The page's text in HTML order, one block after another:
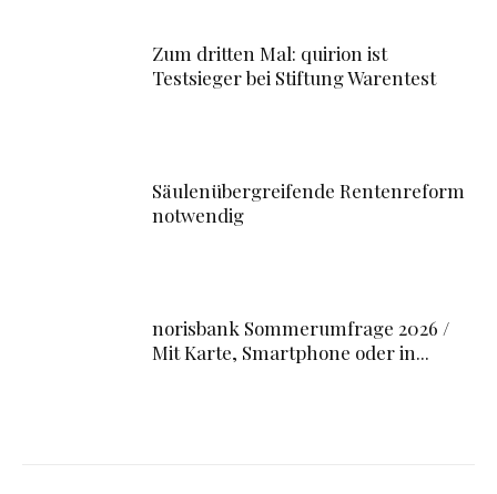
Zum dritten Mal: quirion ist
Testsieger bei Stiftung Warentest
Säulenübergreifende Rentenreform
notwendig
norisbank Sommerumfrage 2026 /
Mit Karte, Smartphone oder in...